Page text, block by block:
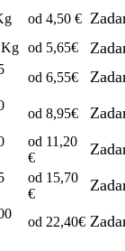
od 4,50 €
od 5,65€
od 6,55€
od 8,95€
od 11,20
€
od 15,70
€
od 22,40€